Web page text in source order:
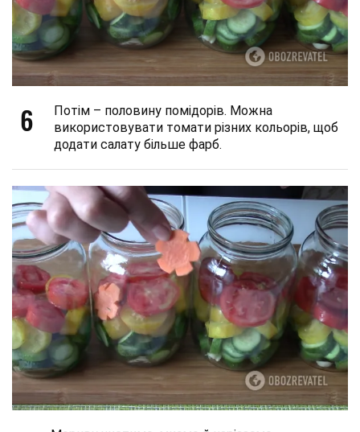
6
Потім – половину помідорів. Можна
використовувати томати різних кольорів, щоб
додати салату більше фарб.